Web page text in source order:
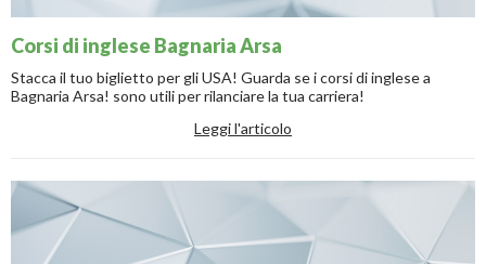
Corsi di inglese Bagnaria Arsa
Stacca il tuo biglietto per gli USA! Guarda se i corsi di inglese a
Bagnaria Arsa! sono utili per rilanciare la tua carriera!
Leggi l'articolo